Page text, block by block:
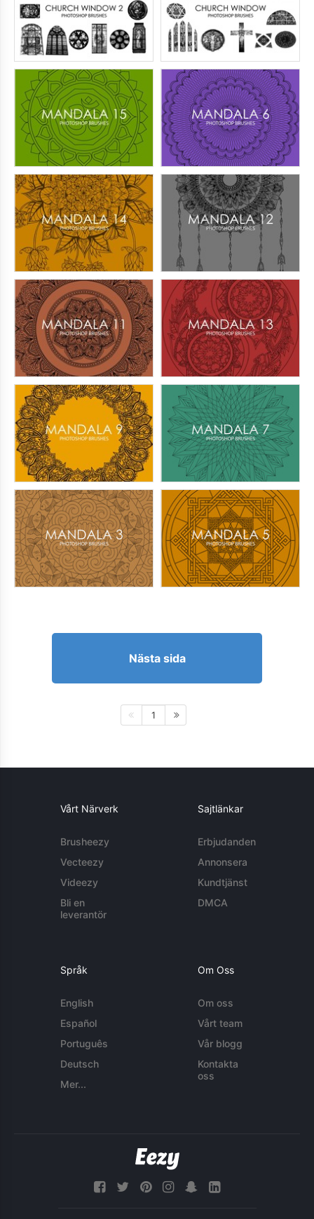
Nästa sida
1
Vårt Närverk
Brusheezy
Vecteezy
Videezy
Bli en
leverantör
Sajtlänkar
Erbjudanden
Annonsera
Kundtjänst
DMCA
Språk
English
Español
Português
Deutsch
Mer...
Om Oss
Om oss
Vårt team
Vår blogg
Kontakta
oss